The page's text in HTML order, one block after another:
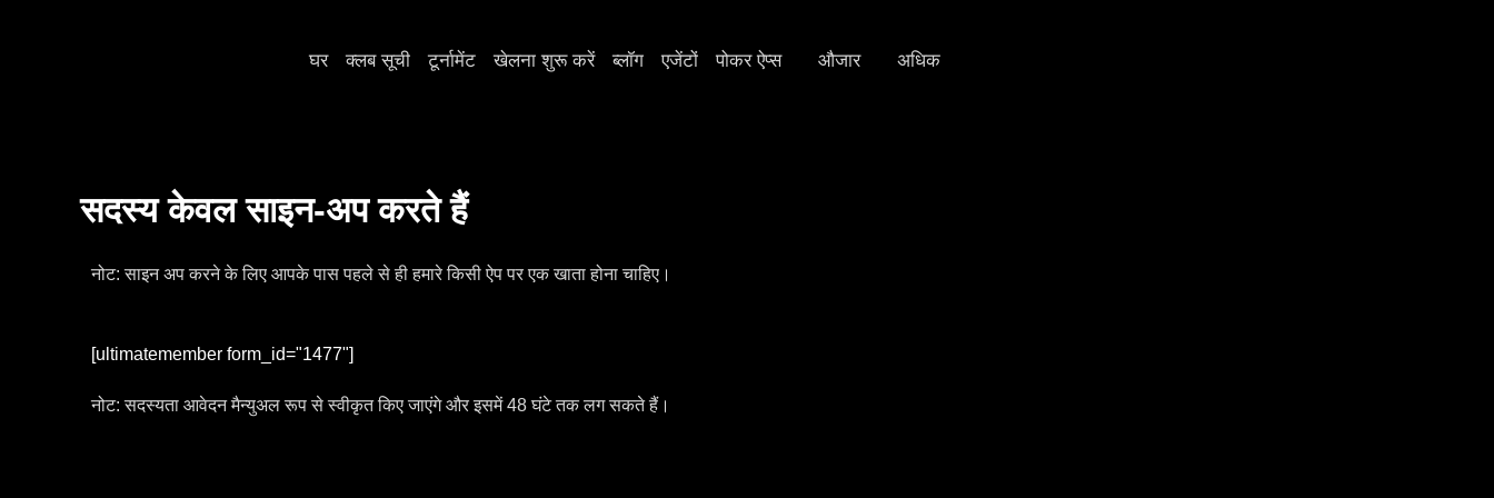
घर क्लब सूची टूर्नामेंट खेलना शुरू करें ब्लॉग एजेंटों पोकर ऐप्स औजार अधिक
सदस्य केवल साइन-अप करते हैं
नोट: साइन अप करने के लिए आपके पास पहले से ही हमारे किसी ऐप पर एक खाता होना चाहिए।
[ultimatemember form_id="1477"]
नोट: सदस्यता आवेदन मैन्युअल रूप से स्वीकृत किए जाएंगे और इसमें 48 घंटे तक लग सकते हैं।